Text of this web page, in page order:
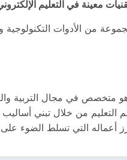
من الأدوات التكنولوجية
في مجال التربية
التعليم من خلال تبني أساليب
أعماله التي تسلط الضوء